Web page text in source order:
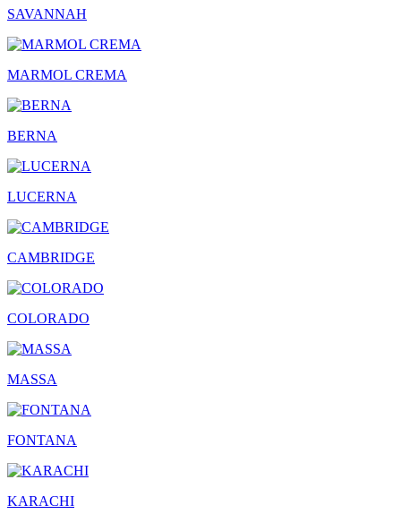
SAVANNAH
MARMOL CREMA
BERNA
LUCERNA
CAMBRIDGE
COLORADO
MASSA
FONTANA
KARACHI